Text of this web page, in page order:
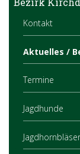
Kontakt
Aktuelles /
Termine
Jagdhunde